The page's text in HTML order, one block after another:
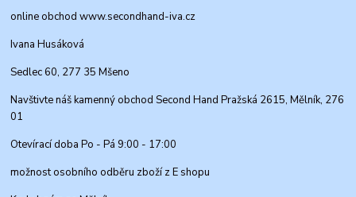
online obchod www.secondhand-iva.cz
Ivana Husáková
Sedlec 60, 277 35 Mšeno
Navštivte náš kamenný obchod Second Hand Pražská 2615, Mělník, 276
01
Otevírací doba Po - Pá 9:00 - 17:00
možnost osobního odběru zboží z E shopu